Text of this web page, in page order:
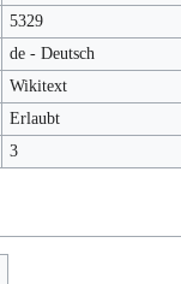
5329
de - Deutsch
Wikitext
Erlaubt
3